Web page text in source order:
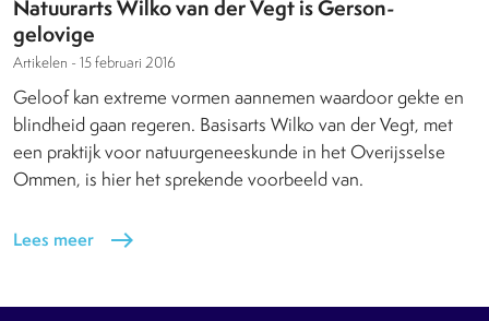
Natuurarts Wilko van der Vegt is Gerson-
gelovige
Artikelen - 15 februari 2016
Geloof kan extreme vormen aannemen waardoor gekte en
blindheid gaan regeren. Basisarts Wilko van der Vegt, met
een praktijk voor natuurgeneeskunde in het Overijsselse
Ommen, is hier het sprekende voorbeeld van.
Lees meer east